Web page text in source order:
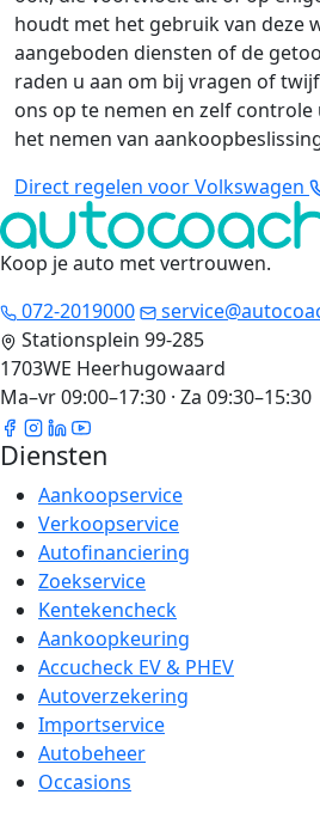
houdt met het gebruik van deze
aangeboden diensten of de
raden u aan om bij vragen of
ons op te nemen en zelf
het nemen van
Direct regelen voor Volkswagen
Koop je auto met vertrouwen.
072-2019000
Stationsplein 99-285
1703WE Heerhugowaard
Ma–vr 09:00–17:30 · Za 09:30–15:30
Diensten
Aankoopservice
Verkoopservice
Autofinanciering
Zoekservice
Kentekencheck
Aankoopkeuring
Accucheck EV & PHEV
Autoverzekering
Importservice
Autobeheer
Occasions